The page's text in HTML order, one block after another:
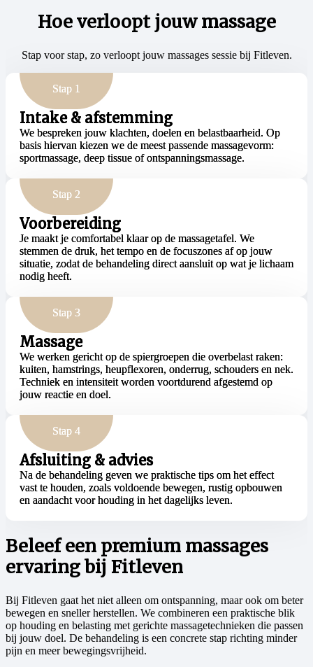
Hoe verloopt jouw massage
Stap voor stap, zo verloopt jouw massages sessie bij Fitleven.
Stap 1
Intake & afstemming
We bespreken jouw klachten, doelen en belastbaarheid. Op
basis hiervan kiezen we de meest passende massagevorm:
sportmassage, deep tissue of ontspanningsmassage.
Stap 2
Voorbereiding
Je maakt je comfortabel klaar op de massagetafel. We
stemmen de druk, het tempo en de focuszones af op jouw
situatie, zodat de behandeling direct aansluit op wat je lichaam
nodig heeft.
Stap 3
Massage
We werken gericht op de spiergroepen die overbelast raken:
kuiten, hamstrings, heupflexoren, onderrug, schouders en nek.
Techniek en intensiteit worden voortdurend afgestemd op
jouw reactie en doel.
Stap 4
Afsluiting & advies
Na de behandeling geven we praktische tips om het effect
vast te houden, zoals voldoende bewegen, rustig opbouwen
en aandacht voor houding in het dagelijks leven.
Beleef een premium massages
ervaring bij Fitleven
Bij Fitleven gaat het niet alleen om ontspanning, maar ook om beter
bewegen en sneller herstellen. We combineren een praktische blik
op houding en belasting met gerichte massagetechnieken die passen
bij jouw doel. De behandeling is een concrete stap richting minder
pijn en meer bewegingsvrijheid.